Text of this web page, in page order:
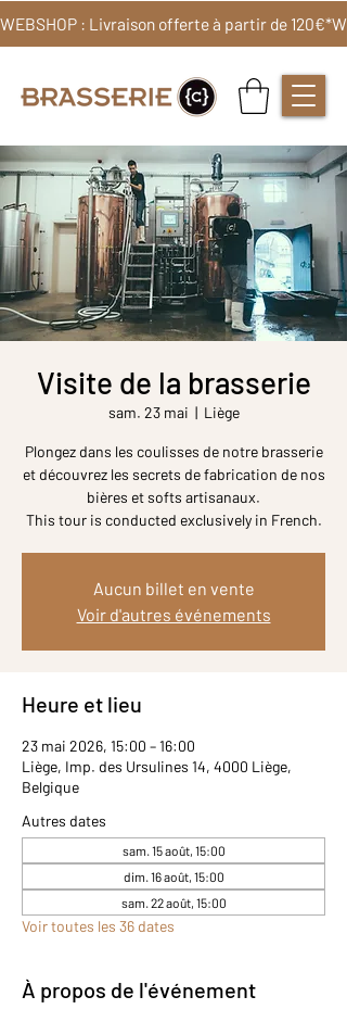
WEBSHOP : Livraison offerte à partir de 120€*
Visite de la brasserie
sam. 23 mai
  |
Liège
Plongez dans les coulisses de notre brasserie
et découvrez les secrets de fabrication de nos
bières et softs artisanaux.
Aucun billet en vente
Voir d'autres événements
Heure et lieu
23 mai 2026, 15:00 – 16:00
Liège, Imp. des Ursulines 14, 4000 Liège,
Belgique
Autres dates
sam. 15 août, 15:00
dim. 16 août, 15:00
sam. 22 août, 15:00
Voir toutes les 36 dates
À propos de l'événement